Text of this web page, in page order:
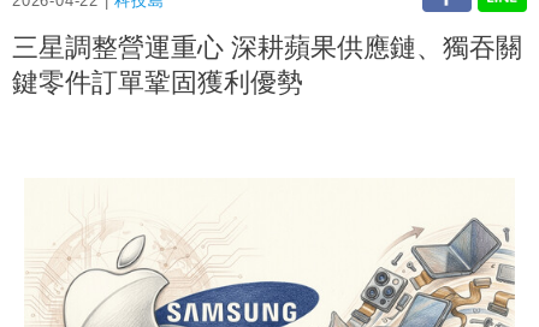
三星調整營運重心 深耕蘋果供應鏈、獨吞關
鍵零件訂單鞏固獲利優勢